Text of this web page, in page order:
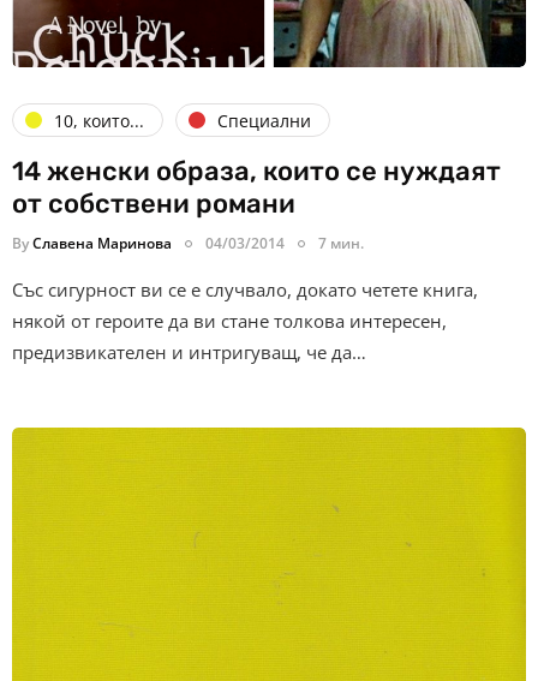
10, които... Специални
14 женски образа, които се нуждаят
от собствени романи
ByСлавена Маринова 04/03/2014 7 мин.
Със сигурност ви се е случвало, докато четете книга,
някой от героите да ви стане толкова интересен,
предизвикателен и интригуващ, че да…